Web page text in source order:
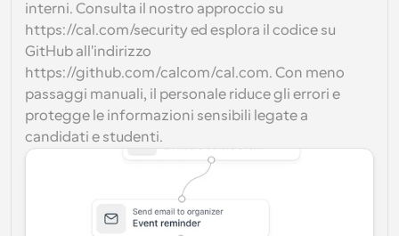
interni. Consulta il nostro approccio su
https://cal.com/security ed esplora il codice su
GitHub all'indirizzo
https://github.com/calcom/cal.com. Con meno
passaggi manuali, il personale riduce gli errori e
protegge le informazioni sensibili legate a
candidati e studenti.